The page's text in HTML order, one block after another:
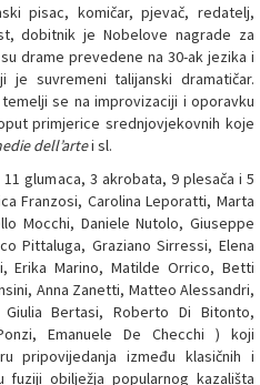
pisac, komičar, pjevač, redatelj,
dobitnik je Nobelove nagrade za
drame prevedene na 30-ak jezika i
je suvremeni talijanski dramatičar.
se na improvizaciji i oporavku
primjerice srednjovjekovnih koje
dell’artei sl.
glumaca, 3 akrobata, 9 plesača i 5
Franzosi, Carolina Leporatti, Marta
Mocchi, Daniele Nutolo, Giuseppe
Pittaluga, Graziano Sirressi, Elena
Erika Marino, Matilde Orrico, Betti
Anna Zanetti, Matteo Alessandri,
Bertasi, Roberto Di Bitonto,
Emanuele De Checchi ) koji
pripovijedanja između klasičnih i
obilježja popularnog kazališta